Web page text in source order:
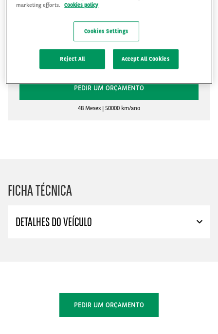
R$4,511 R$
PEDIR UM ORÇAMENTO
48 Meses 50000 km/ano
FICHA TÉCNICA
DETALHES DO VEÍCULO
PEDIR UM ORÇAMENTO
marketing efforts.
Cookies policy
Cookies Settings
Reject All Accept All Cookies